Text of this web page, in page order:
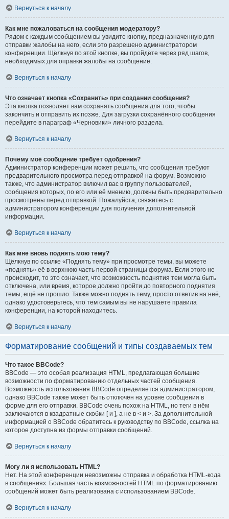
Вернуться к началу
Как мне пожаловаться на сообщения модератору?
Рядом с каждым сообщением вы увидите кнопку, предназначенную для
отправки жалобы на него, если это разрешено администратором
конференции. Щёлкнув по этой кнопке, вы пройдёте через ряд шагов,
необходимых для оправки жалобы на сообщение.
Вернуться к началу
Что означает кнопка «Сохранить» при создании сообщения?
Эта кнопка позволяет вам сохранять сообщения для того, чтобы
закончить и отправить их позже. Для загрузки сохранённого сообщения
перейдите в параграф «Черновики» личного раздела.
Вернуться к началу
Почему моё сообщение требует одобрения?
Администратор конференции может решить, что сообщения требуют
предварительного просмотра перед отправкой на форум. Возможно
также, что администратор включил вас в группу пользователей,
сообщения которых, по его или её мнению, должны быть предварительно
просмотрены перед отправкой. Пожалуйста, свяжитесь с
администратором конференции для получения дополнительной
информации.
Вернуться к началу
Как мне вновь поднять мою тему?
Щёлкнув по ссылке «Поднять тему» при просмотре темы, вы можете
«поднять» её в верхнюю часть первой страницы форума. Если этого не
происходит, то это означает, что возможность поднятия тем могла быть
отключена, или время, которое должно пройти до повторного поднятия
темы, ещё не прошло. Также можно поднять тему, просто ответив на неё,
однако удостоверьтесь, что тем самым вы не нарушаете правила
конференции, на которой находитесь.
Вернуться к началу
Форматирование сообщений и типы создаваемых тем
Что такое BBCode?
BBCode — это особая реализация HTML, предлагающая большие
возможности по форматированию отдельных частей сообщения.
Возможность использования BBCode определяется администратором,
однако BBCode также может быть отключён на уровне сообщения в
форме для его отправки. BBCode очень похож на HTML, но теги в нём
заключаются в квадратные скобки [ и ], а не в < и >. За дополнительной
информацией о BBCode обратитесь к руководству по BBCode, ссылка на
которое доступна из формы отправки сообщений.
Вернуться к началу
Могу ли я использовать HTML?
Нет. На этой конференции невозможны отправка и обработка HTML-кода
в сообщениях. Большая часть возможностей HTML по форматированию
сообщений может быть реализована с использованием BBCode.
Вернуться к началу